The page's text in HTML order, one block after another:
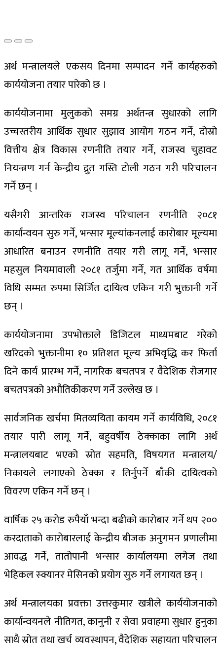
अर्थ मन्त्रालयले एकसय दिनमा सम्पादन गर्ने कार्यहरुको
कार्ययोजना तयार पारेको छ ।
कार्ययोजनामा मुलुकको समग्र अर्थतन्त्र सुधारको लागि
उच्चस्तरीय आर्थिक सुधार सुझाव आयोग गठन गर्ने, दोस्रो
वित्तीय क्षेत्र विकास रणनीति तयार गर्ने, राजस्व चुहावट
नियन्त्रण गर्न केन्द्रीय द्रुत गस्ति टोली गठन गरी परिचालन
गर्ने छन् ।
यसैगरी आन्तरिक राजस्व परिचालन रणनीति २०८१
कार्यान्वयन सुरु गर्ने, भन्सार मूल्यांकनलाई कारोबार मूल्यमा
आधारित बनाउन रणनीति तयार गरी लागू गर्ने, भन्सार
महसुल नियमावाली २०८१ तर्जुमा गर्ने, गत आर्थिक वर्षमा
विधि सम्मत रुपमा सिर्जित दायित्व एकिन गरी भुक्तानी गर्ने
छन् ।
कार्ययोजनामा उपभोक्ताले डिजिटल माध्यमबाट गरेको
खरिदको भुक्तानीमा १० प्रतिशत मूल्य अभिवृद्धि कर फिर्ता
दिने कार्य प्रारम्भ गर्ने, नागरिक बचतपत्र र वैदेशिक रोजगार
बचतपत्रको अभौतिकीकरण गर्ने उल्लेख छ ।
सार्वजनिक खर्चमा मितव्ययिता कायम गर्ने कार्यविधि, २०८१
तयार पारी लागू गर्ने, बहुवर्षीय ठेक्काका लागि अर्थ
मन्त्रालयबाट भएको स्रोत सहमति, विषयगत मन्त्रालय/
निकायले लगाएको ठेक्का र तिर्नुपर्ने बाँकी दायित्वको
विवरण एकिन गर्ने छन् ।
वार्षिक २५ करोड रुपैयाँ भन्दा बढीको कारोबार गर्ने थप २००
करदाताको कारोबारलाई केन्द्रीय बीजक अनुगमन प्रणालीमा
आवद्ध गर्ने, तातोपानी भन्सार कार्यालयमा लगेज तथा
भेहिकल स्क्यानर मेसिनको प्रयोग सुरु गर्ने लगायत छन् ।
अर्थ मन्त्रालयका प्रवक्ता उत्तरकुमार खत्रीले कार्ययोजनाको
कार्यान्वयनले नीतिगत, कानुनी र सेवा प्रवाहमा सुधार हुनुका
साथै स्रोत तथा खर्च व्यवस्थापन, वैदेशिक सहायता परिचालन